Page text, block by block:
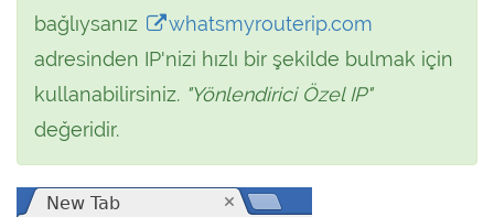
bağlıysanız
whatsmyrouterip.com
adresinden IP'nizi hızlı bir şekilde bulmak için
kullanabilirsiniz. "Yönlendirici Özel IP"
değeridir.